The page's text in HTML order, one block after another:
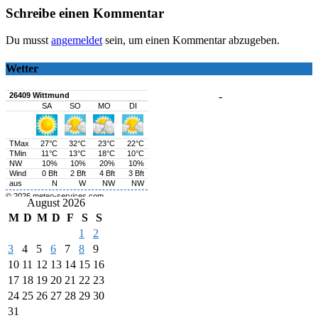
Schreibe einen Kommentar
Du musst angemeldet sein, um einen Kommentar abzugeben.
Wetter
-
August 2026
M D M D F S
S
1
2
3
4 5 6 7 8
9
10 11 12 13 14 15 16
17 18 19 20 21 22 23
24 25 26 27 28 29 30
31